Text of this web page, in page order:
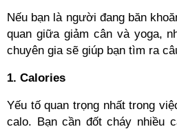
Nếu bạn là người đang băn
quan giữa giảm cân và yoga,
chuyên gia sẽ giúp bạn tìm ra
1. Calories
Yếu tố quan trọng nhất trong
calo. Bạn cần đốt cháy nhiều